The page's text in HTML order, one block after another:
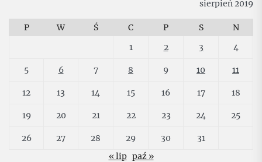
sierpień 2019
P W Ś C P S
N
1
2 3 4
5 6 7 8 9 10 11
12 13 14 15 16 17 18
19 20 21 22 23 24 25
26 27 28 29 30
31
« lip paź »